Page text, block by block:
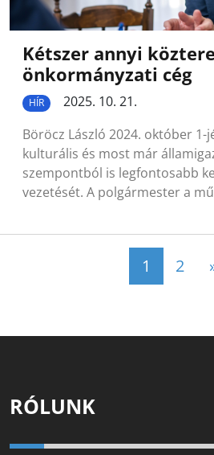
Kétszer annyi
önkormányzati cég
HÍR
2025. 10. 21.
Böröcz László 2024. október
kulturális és most már
szempontból is legfontosabb
vezetését. A polgármester a
Posts
1 2
RÓLUNK